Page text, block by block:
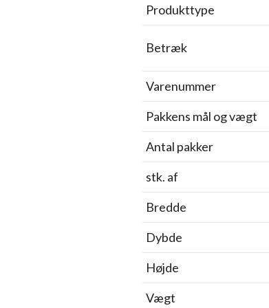
Produkttype
Betræk
Varenummer
Pakkens mål og vægt
Antal pakker
stk. af
Bredde
Dybde
Højde
Vægt